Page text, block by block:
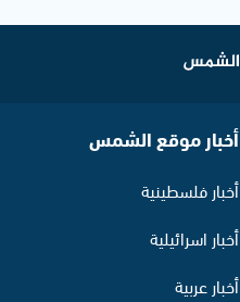
أخبار موقع الشمس
أخبار فلسطينية
أخبار اسرائيلية
أخبار عربية